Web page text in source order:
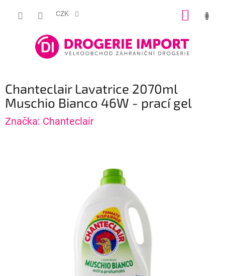
CZK
Chanteclair Lavatrice 2070ml
Muschio Bianco 46W - prací gel
Značka: Chanteclair